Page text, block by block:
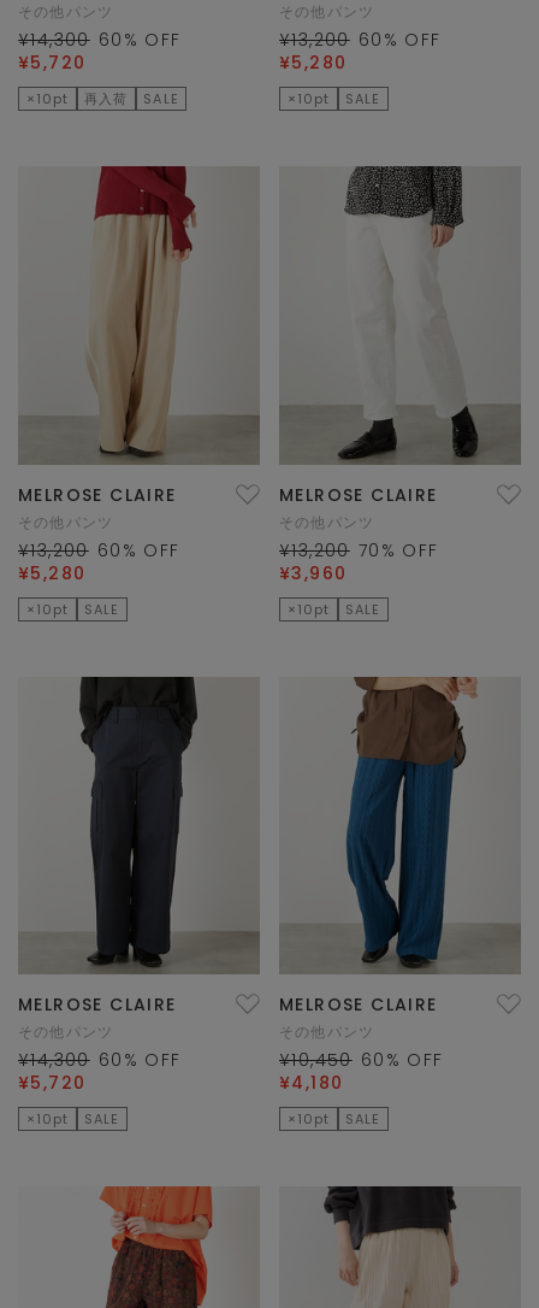
その他パンツ
¥14,300 60 % OFF
¥5,720
×10pt 再入荷 SALE
その他パンツ
¥13,200 60 % OFF
¥5,280
×10pt SALE
MELROSE CLAIRE
その他パンツ
¥13,200 60 % OFF
¥5,280
×10pt SALE
MELROSE CLAIRE
その他パンツ
¥13,200 70 % OFF
¥3,960
×10pt SALE
MELROSE CLAIRE
その他パンツ
¥14,300 60 % OFF
¥5,720
×10pt SALE
MELROSE CLAIRE
その他パンツ
¥10,450 60 % OFF
¥4,180
×10pt SALE